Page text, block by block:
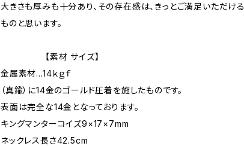
大きさも厚みも十分あり、その存在感は、きっとご満足いただける
ものと思います。
【素材 サイズ】
金属素材…14ｋｇｆ
（真鍮）に14金のゴールド圧着を施したものです。
表面は完全な14金となっております。
キングマンターコイズ9×17×7mm
ネックレス長さ42.5cm